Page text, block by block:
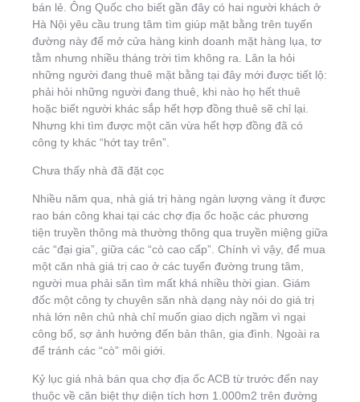
bán lẻ. Ông Quốc cho biết gần đây có hai người khách ở
Hà Nội yêu cầu trung tâm tìm giúp mặt bằng trên tuyến
đường này để mở cửa hàng kinh doanh mặt hàng lụa, tơ
tằm nhưng nhiều tháng trời tìm không ra. Lân la hỏi
những người đang thuê mặt bằng tại đây mới được tiết lộ:
phải hỏi những người đang thuê, khi nào họ hết thuê
hoặc biết người khác sắp hết hợp đồng thuê sẽ chỉ lại.
Nhưng khi tìm được một căn vừa hết hợp đồng đã có
công ty khác “hớt tay trên”.
Chưa thấy nhà đã đặt cọc
Nhiều năm qua, nhà giá trị hàng ngàn lượng vàng ít được
rao bán công khai tại các chợ địa ốc hoặc các phương
tiện truyền thông mà thường thông qua truyền miệng giữa
các “đại gia”, giữa các “cò cao cấp”. Chính vì vậy, để mua
một căn nhà giá trị cao ở các tuyến đường trung tâm,
người mua phải săn tìm mất khá nhiều thời gian. Giám
đốc một công ty chuyên săn nhà dạng này nói do giá trị
nhà lớn nên chủ nhà chỉ muốn giao dịch ngầm vì ngại
công bố, sợ ảnh hưởng đến bản thân, gia đình. Ngoài ra
để tránh các “cò” môi giới.
Kỷ lục giá nhà bán qua chợ địa ốc ACB từ trước đến nay
thuộc về căn biệt thự diện tích hơn 1.000m2 trên đường